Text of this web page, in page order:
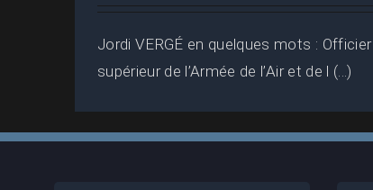
Jordi VERGÉ en quelques mots : Officier
supérieur de l’Armée de l’Air et de l (...)